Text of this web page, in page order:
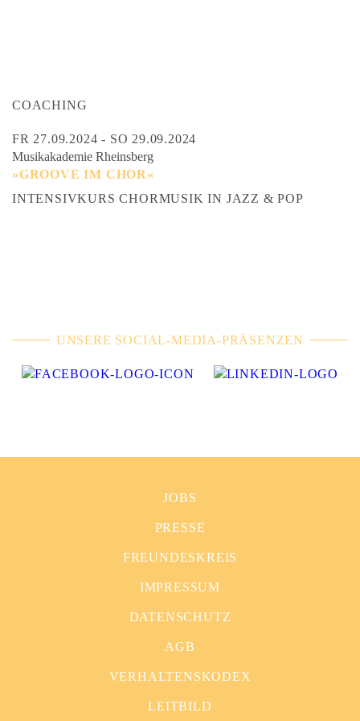
COACHING
FR 27.09.2024 - SO 29.09.2024
Musikakademie Rheinsberg
»GROOVE IM CHOR«
INTENSIVKURS CHORMUSIK IN JAZZ & POP
UNSERE SOCIAL-MEDIA-PRÄSENZEN
JOBS
PRESSE
FREUNDESKREIS
IMPRESSUM
DATENSCHUTZ
AGB
VERHALTENSKODEX
LEITBILD